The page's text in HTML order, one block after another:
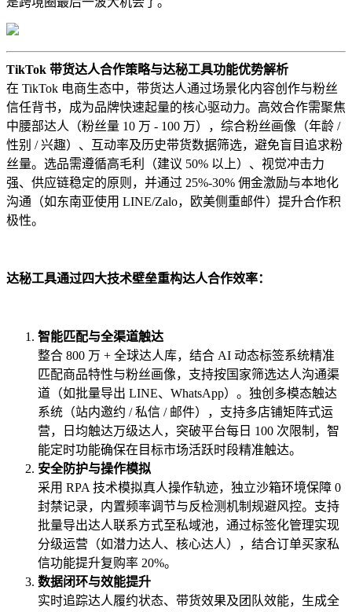
TikTok 带货达人合作策略与达秘工具功能优势解析
在 TikTok 电商生态中，带货达人通过场景化内容创作与粉丝
信任背书，成为品牌快速起量的核心驱动力。高效合作需聚焦
中腰部达人（粉丝量 10 万 - 100 万），综合粉丝画像（年龄 /
性别 / 兴趣）、互动率及历史带货数据筛选，避免盲目追求粉
丝量。选品需遵循高毛利（建议 50% 以上）、视觉冲击力
强、供应链稳定的原则，并通过 25%-30% 佣金激励与本地化
沟通（如东南亚使用 LINE/Zalo，欧美侧重邮件）提升合作积
极性。
达秘工具通过四大技术壁垒重构达人合作效率：
智能匹配与全渠道触达
整合 800 万 + 全球达人库，结合 AI 动态标签系统精准
匹配商品特性与粉丝画像，支持按国家筛选达人沟通渠
道（如批量导出 LINE、WhatsApp）。独创多模态触达
系统（站内邀约 / 私信 / 邮件），支持多店铺矩阵式运
营，日均触达万级达人，突破平台每日 100 次限制，智
能定时功能确保在目标市场活跃时段精准触达。
安全防护与操作模拟
采用 RPA 技术模拟真人操作轨迹，独立沙箱环境保障 0
封禁记录，内置频率调节与反检测机制规避风控。支持
批量导出达人联系方式至私域池，通过标签化管理实现
分级运营（如潜力达人、核心达人），结合订单买家私
信功能提升复购率 20%。
数据闭环与效能提升
实时追踪达人履约状态、带货效果及团队效能，生成全